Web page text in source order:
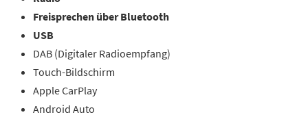
Freisprechen über Bluetooth
USB
DAB (Digitaler Radioempfang)
Touch-Bildschirm
Apple CarPlay
Android Auto